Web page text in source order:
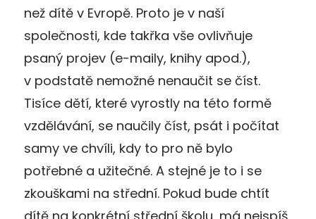
než dítě v Evropě. Proto je v naší
společnosti, kde takřka vše ovlivňuje
psaný projev (e-maily, knihy apod.),
v podstatě nemožné nenaučit se číst.
Tisíce dětí, které vyrostly na této formě
vzdělávání, se naučily číst, psát i počítat
samy ve chvíli, kdy to pro ně bylo
potřebné a užitečné. A stejné je to i se
zkouškami na střední. Pokud bude chtít